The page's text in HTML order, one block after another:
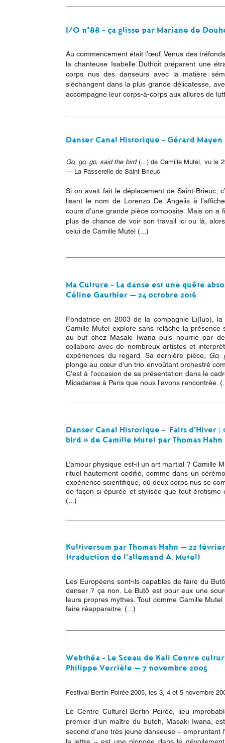
I/O n°88 - ça glisse par Mariane de
Au commencement était l’œuf. Venus des
la chanteuse Isabelle Duthoit préparent une
corps nus des danseurs avec la matière
s’échangent dans la plus grande délicatesse,
accompagne leur corps-à-corps aux allures de
Danser Canal Historique - Gérard Mayen
Go, go, go, said the bird (...) de Camille Mutel, vu le
— La Passerelle de Saint Brieuc
Si on avait fait le déplacement de Saint-Brieuc,
lisant le nom de Lorenzo De Angelis à
cours d’une grande pièce composite. Mais on a
plus de chance de voir son travail ici ou là,
celui de Camille Mutel (...)
Ma Culture - La danse est une quête
Céline Gauthier — 24 octobre 2016
Fondatrice en 2003 de la compagnie Li(luo),
Camille Mutel explore sans relâche la présence
au but chez Masaki Iwana puis nourrie par
collabore avec de nombreux artistes et
expériences du regard. Sa dernière pièce, Go,
plonge au cœur d’un trio envoûtant orchestré
C’est à l’occasion de sa présentation dans le
Micadanse à Paris que nous l’avons rencontrée.
Danser Canal Historique - Faits d’Hiver :
bird » de Camille Mutel par Thomas
L’amour physique est-il un art martial ? Camille
rituel hautement codifié, comme dans un
expérience scientifique, où deux corps nus se
de façon si épurée et stylisée que tout érotisme
(...)
Kultiversum par Thomas Hahn — 22 février
(traduction de l’allemand A. Mutel)
Les Européens sont-ils capables de faire du
danser ? ça non. Le Butô est pour eux une
leurs propres mythes. Tout comme Camille
faire réapparaitre. (...)
Webthéa - Le Sceau de Kali Centre
Philippe Verrièle — 7 novembre 2005
Festival Bertin Poirée 2005, les 3, 4 et 5 novembre
Le Centre Culturel Bertin Poirée, lieu
premier d’un maître du butoh, Masaki Iwana,
second d’une très jeune danseuse – empruntant